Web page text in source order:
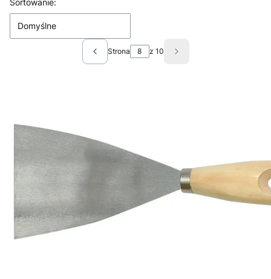
Lista produktów
Sortowanie:
Domyślne
Poprzednie produkty
Strona z 10 Następne produkty